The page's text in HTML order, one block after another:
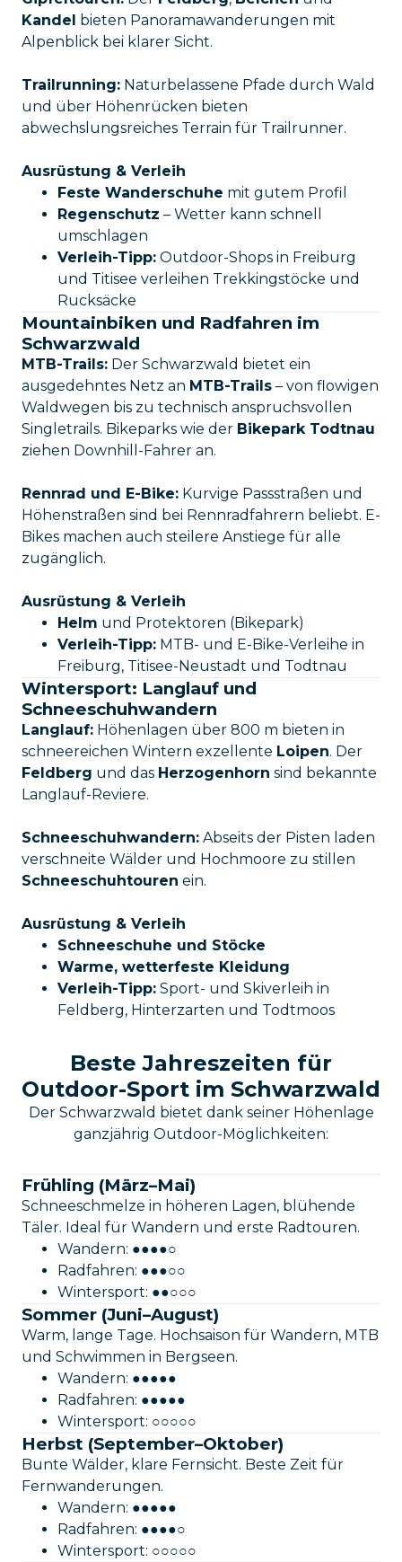
Kandel bieten Panoramawanderungen mit
Alpenblick bei klarer Sicht.
Trailrunning: Naturbelassene Pfade durch Wald
und über Höhenrücken bieten
abwechslungsreiches Terrain für Trailrunner.
Ausrüstung & Verleih
Feste Wanderschuhe mit gutem Profil
Regenschutz – Wetter kann schnell
umschlagen
Verleih-Tipp: Outdoor-Shops in Freiburg
und Titisee verleihen Trekkingstöcke und
Rucksäcke
Mountainbiken und Radfahren im
Schwarzwald
MTB-Trails: Der Schwarzwald bietet ein
ausgedehntes Netz an MTB-Trails – von flowigen
Waldwegen bis zu technisch anspruchsvollen
Singletrails. Bikeparks wie der Bikepark Todtnau
ziehen Downhill-Fahrer an.
Rennrad und E-Bike: Kurvige Passstraßen und
Höhenstraßen sind bei Rennradfahrern beliebt. E-
Bikes machen auch steilere Anstiege für alle
zugänglich.
Ausrüstung & Verleih
Helm und Protektoren (Bikepark)
Verleih-Tipp: MTB- und E-Bike-Verleihe in
Freiburg, Titisee-Neustadt und Todtnau
Wintersport: Langlauf und
Schneeschuhwandern
Langlauf: Höhenlagen über 800 m bieten in
schneereichen Wintern exzellente Loipen. Der
Feldberg und das Herzogenhorn sind bekannte
Langlauf-Reviere.
Schneeschuhwandern: Abseits der Pisten laden
verschneite Wälder und Hochmoore zu stillen
Schneeschuhtouren ein.
Ausrüstung & Verleih
Schneeschuhe und Stöcke
Warme, wetterfeste Kleidung
Verleih-Tipp: Sport- und Skiverleih in
Feldberg, Hinterzarten und Todtmoos
Beste Jahreszeiten für
Outdoor-Sport im Schwarzwald
Der Schwarzwald bietet dank seiner Höhenlage
ganzjährig Outdoor-Möglichkeiten:
Frühling (März–Mai)
Schneeschmelze in höheren Lagen, blühende
Täler. Ideal für Wandern und erste Radtouren.
Wandern: ●●●●○
Radfahren: ●●●○○
Wintersport: ●●○○○
Sommer (Juni–August)
Warm, lange Tage. Hochsaison für Wandern, MTB
und Schwimmen in Bergseen.
Wandern: ●●●●●
Radfahren: ●●●●●
Wintersport: ○○○○○
Herbst (September–Oktober)
Bunte Wälder, klare Fernsicht. Beste Zeit für
Fernwanderungen.
Wandern: ●●●●●
Radfahren: ●●●●○
Wintersport: ○○○○○